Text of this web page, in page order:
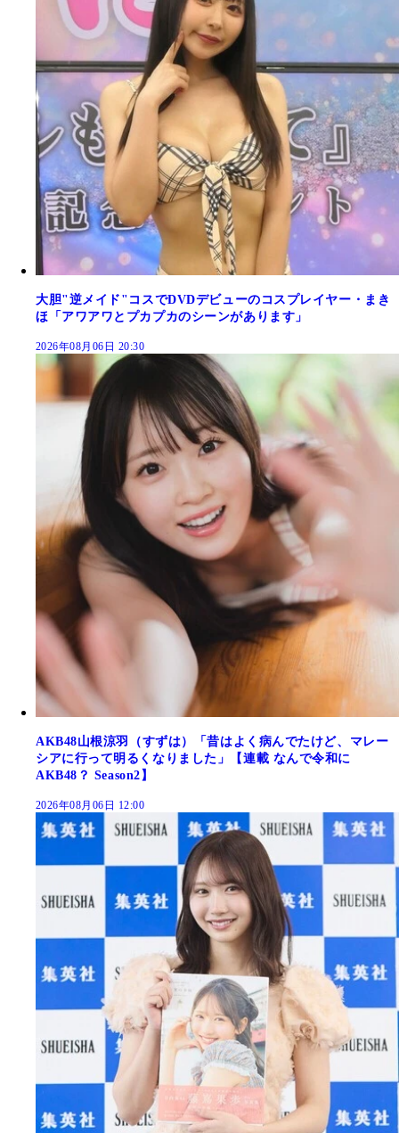
大胆"逆メイド"コスでDVDデビューのコスプレイヤー・まき
ほ「アワアワとプカプカのシーンがあります」
2026年08月06日 20:30
AKB48山根涼羽（すずは）「昔はよく病んでたけど、マレー
シアに行って明るくなりました」【連載 なんで令和に
AKB48？ Season2】
2026年08月06日 12:00